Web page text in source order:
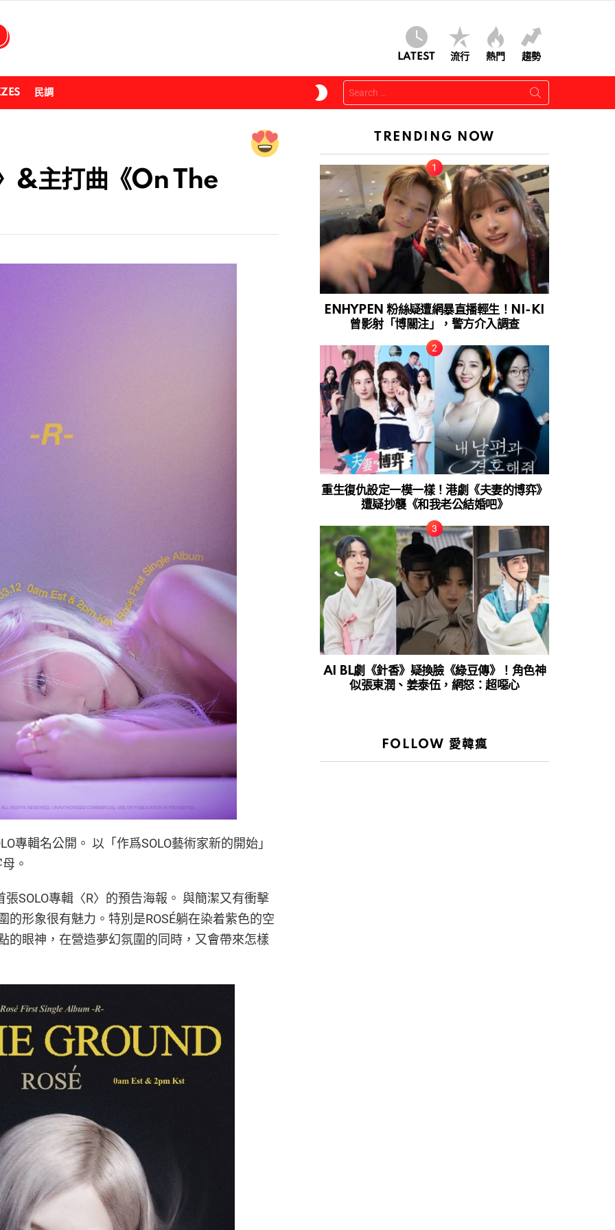
LATEST 流行 熱門 趨勢
民調
SKIN
Search
for:
&主打曲《On The
專輯名公開。 以「作爲SOLO藝術家新的開始」
。
張SOLO專輯〈R〉的預告海報。 與簡潔又有衝擊
的形象很有魅力。特別是ROSÉ躺在染着紫色的空
的眼神，在營造夢幻氛圍的同時，又會帶來怎樣
TRENDING NOW
ENHYPEN 粉絲疑遭網暴直播輕生！NI-KI
曾影射「博關注」，警方介入調查
重生復仇設定一模一樣！港劇《夫妻的博弈》
遭疑抄襲《和我老公結婚吧》
AI BL劇《針香》疑換臉《綠豆傳》！角色神
似張東潤、姜泰伍，網怒：超噁心
FOLLOW 愛韓瘋